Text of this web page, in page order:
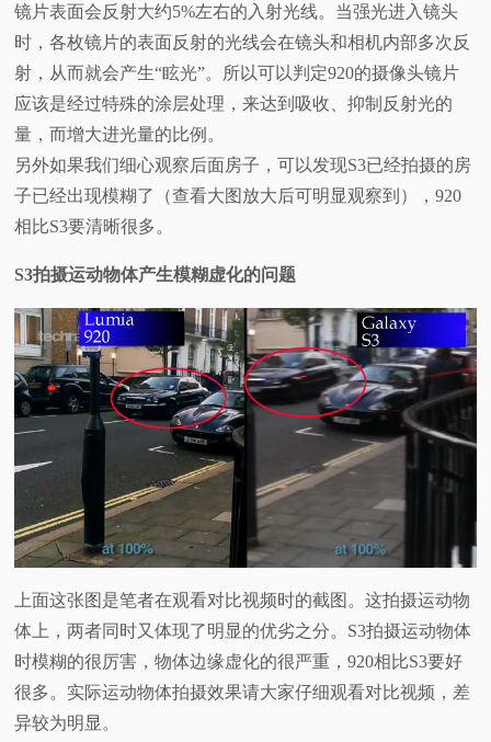
镜片表面会反射大约5%左右的入射光线。当强光进入镜头
时，各枚镜片的表面反射的光线会在镜头和相机内部多次反
射，从而就会产生“眩光”。所以可以判定920的摄像头镜片
应该是经过特殊的涂层处理，来达到吸收、抑制反射光的
量，而增大进光量的比例。
另外如果我们细心观察后面房子，可以发现S3已经拍摄的房
子已经出现模糊了（查看大图放大后可明显观察到），920
相比S3要清晰很多。
S3拍摄运动物体产生模糊虚化的问题
上面这张图是笔者在观看对比视频时的截图。这拍摄运动物
体上，两者同时又体现了明显的优劣之分。S3拍摄运动物体
时模糊的很厉害，物体边缘虚化的很严重，920相比S3要好
很多。实际运动物体拍摄效果请大家仔细观看对比视频，差
异较为明显。